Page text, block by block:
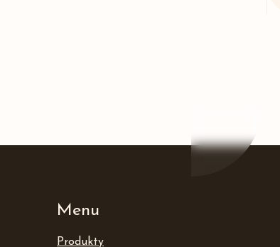
Menu
Produkty